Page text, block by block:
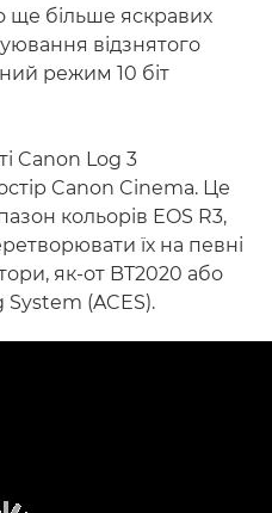
ще більше яскравих
відзнятого
режим 10 біт
Canon Log 3
Canon Cinema. Це
кольорів EOS R3,
їх на певні
як-от BT2020 або
(ACES).